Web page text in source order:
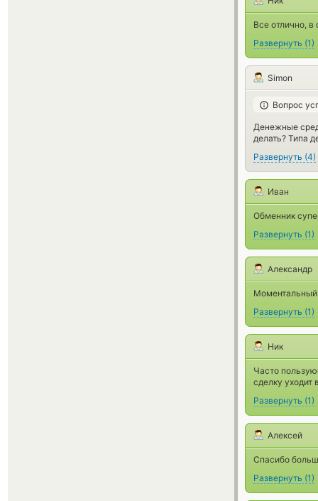
Все отлично, в
Развернуть (1)
Simon
Вопрос
Денежные
делать? Типа
Развернуть (4)
Иван
Обменник
Развернуть (1)
Александр
Развернуть (1)
Ник
Часто
сделку уходит
Развернуть (1)
Алексей
Спасибо
Развернуть (1)